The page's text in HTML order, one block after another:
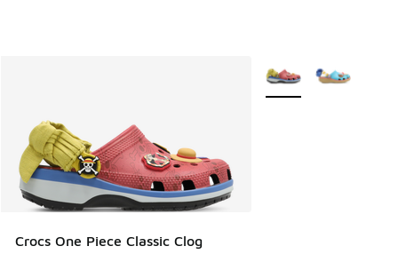
Crocs One Piece Classic Clog
Plus de couleurs